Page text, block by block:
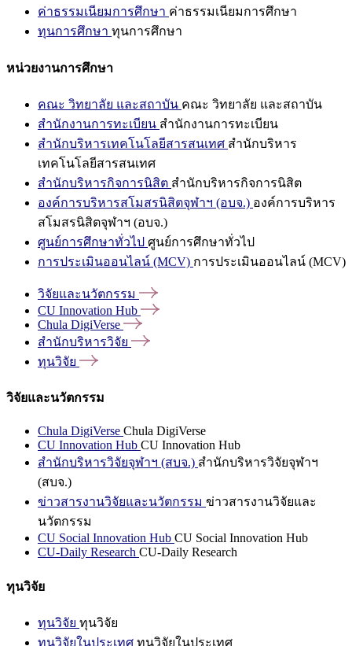
ค่าธรรมเนียมการศึกษา ค่าธรรมเนียมการศึกษา
ทุนการศึกษา ทุนการศึกษา
หน่วยงานการศึกษา
คณะ วิทยาลัย และสถาบัน คณะ วิทยาลัย และสถาบัน
สำนักงานการทะเบียน สำนักงานการทะเบียน
สำนักบริหารเทคโนโลยีสารสนเทศ สำนักบริหาร
เทคโนโลยีสารสนเทศ
สำนักบริหารกิจการนิสิต สำนักบริหารกิจการนิสิต
องค์การบริหารสโมสรนิสิตจุฬาฯ (อบจ.) องค์การบริหาร
สโมสรนิสิตจุฬาฯ (อบจ.)
ศูนย์การศึกษาทั่วไป ศูนย์การศึกษาทั่วไป
การประเมินออนไลน์ (MCV) การประเมินออนไลน์ (MCV)
วิจัยและนวัตกรรม
CU Innovation Hub
Chula DigiVerse
สำนักบริหารวิจัย
ทุนวิจัย
วิจัยและนวัตกรรม
Chula DigiVerse Chula DigiVerse
CU Innovation Hub CU Innovation Hub
สำนักบริหารวิจัยจุฬาฯ (สบจ.) สำนักบริหารวิจัยจุฬาฯ
(สบจ.)
ข่าวสารงานวิจัยและนวัตกรรม ข่าวสารงานวิจัยและ
นวัตกรรม
CU Social Innovation Hub CU Social Innovation Hub
CU-Daily Research CU-Daily Research
ทุนวิจัย
ทุนวิจัย ทุนวิจัย
ทุนวิจัยในประเทศ ทุนวิจัยในประเทศ